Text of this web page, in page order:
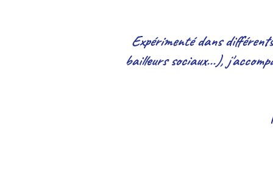
Expérimenté dans
bailleurs sociaux...),